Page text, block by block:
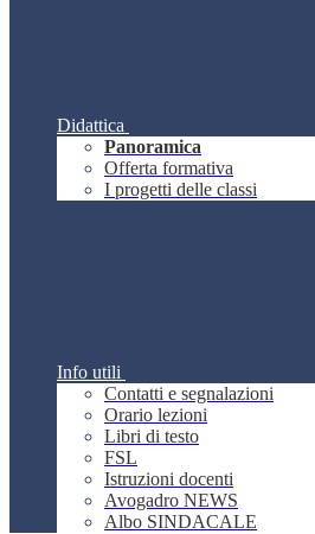
Didattica
Panoramica
Offerta formativa
I progetti delle classi
Info utili
Contatti e segnalazioni
Orario lezioni
Libri di testo
FSL
Istruzioni docenti
Avogadro NEWS
Albo SINDACALE